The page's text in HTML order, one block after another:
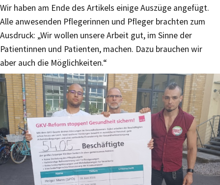
Wir haben am Ende des Artikels einige Auszüge angefügt.
Alle anwesenden Pflegerinnen und Pfleger brachten zum
Ausdruck: „Wir wollen unsere Arbeit gut, im Sinne der
Patientinnen und Patienten, machen. Dazu brauchen wir
aber auch die Möglichkeiten.“